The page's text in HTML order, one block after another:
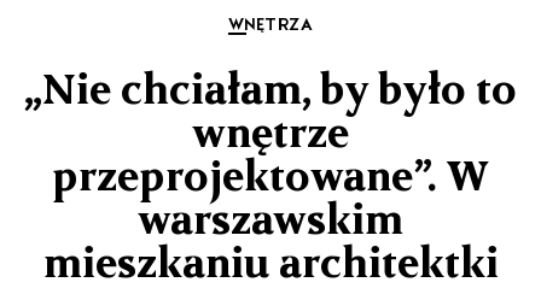
WNĘTRZA
„Nie chciałam, by było to
wnętrze
przeprojektowane”. W
warszawskim
mieszkaniu architektki